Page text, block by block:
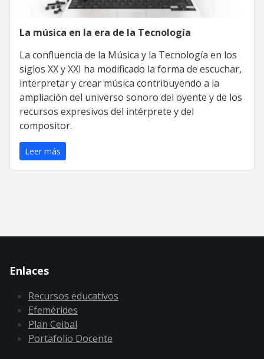
La música en la era de la Tecnología
La confluencia de la Música y la Tecnología en los
siglos XX y XXI ha modificado la forma de escuchar,
interpretar y crear música contribuyendo a la
ampliación del universo sonoro del oyente y de los
recursos expresivos del intérprete y del
compositor.
Leer más
Enlaces
Recursos educativos
Efemérides
Plan Ceibal
Portafolio Docente